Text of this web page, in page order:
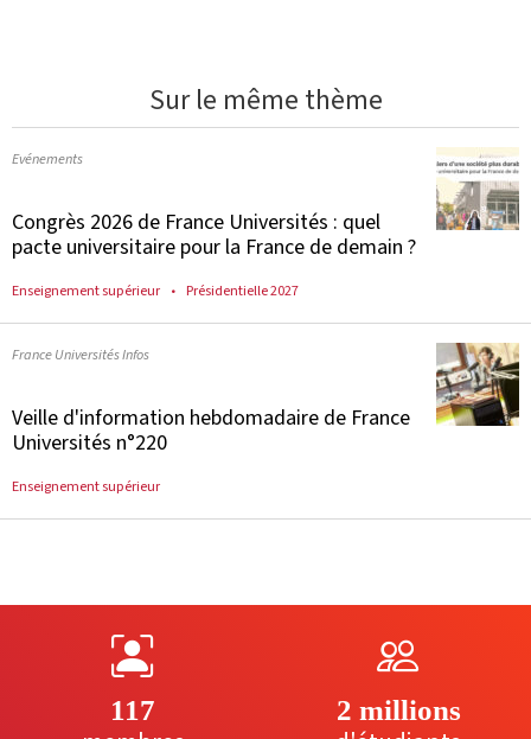
Sur le même thème
Evénements
Congrès 2026 de France Universités : quel
pacte universitaire pour la France de demain ?
Enseignement supérieur Présidentielle 2027
France Universités Infos
Veille d'information hebdomadaire de France
Universités n°220
Enseignement supérieur
117 2 millions